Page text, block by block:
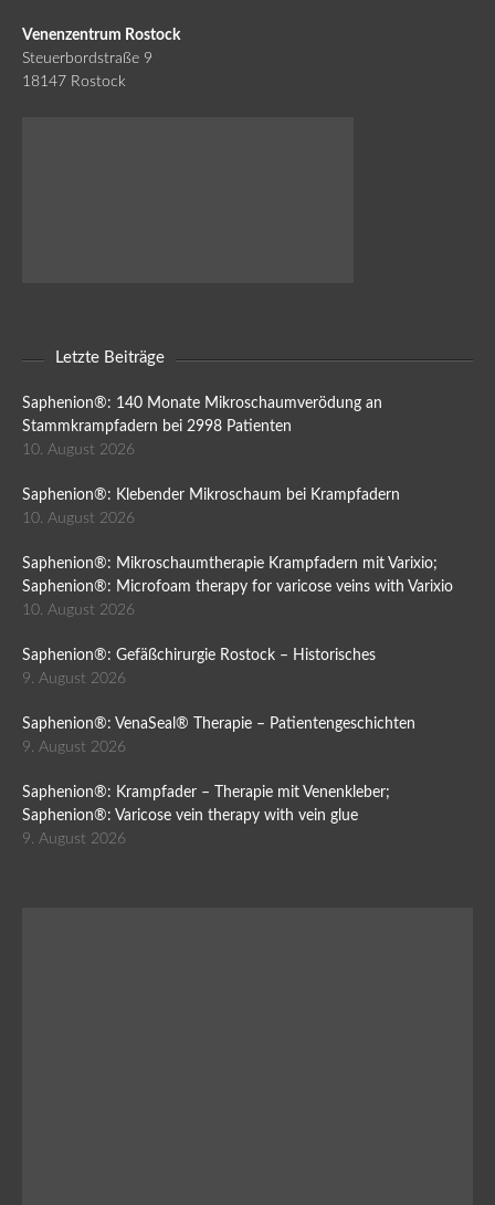
Venenzentrum Rostock
Steuerbordstraße 9
18147 Rostock
Letzte Beiträge
Saphenion®: 140 Monate Mikroschaumverödung an
Stammkrampfadern bei 2998 Patienten
10. August 2026
Saphenion®: Klebender Mikroschaum bei Krampfadern
10. August 2026
Saphenion®: Mikroschaumtherapie Krampfadern mit Varixio;
Saphenion®: Microfoam therapy for varicose veins with Varixio
10. August 2026
Saphenion®: Gefäßchirurgie Rostock – Historisches
9. August 2026
Saphenion®: VenaSeal® Therapie – Patientengeschichten
9. August 2026
Saphenion®: Krampfader – Therapie mit Venenkleber;
Saphenion®: Varicose vein therapy with vein glue
9. August 2026